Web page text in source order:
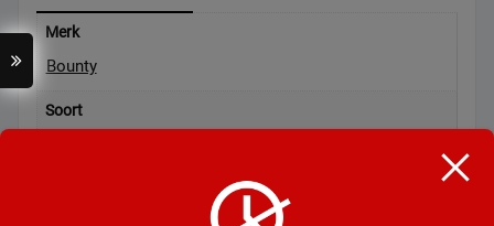
Merk
Bounty
Soort